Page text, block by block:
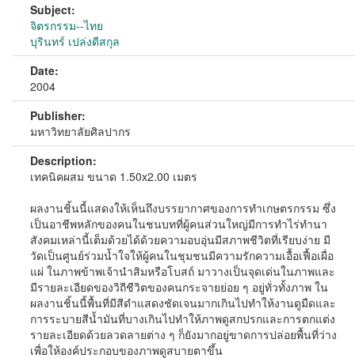
Subject:
จิตรกรรม--ไทย
บุรินทร์ เปล่งดีสกุล
Date:
2004
Publisher:
มหาวิทยาลัยศิลปากร
Description:
เทคนิคผสม ขนาด 1.50x2.00 เมตร
ผลงานชิ้นนี้แสดงให้เห็นถึงบรรยากาศของการทำเกษตรกรรม ซึ่ง
เป็นอาชีพหลักของคนในชนบทที่ผู้คนส่วนใหญ่มีการทำไร่ทำนา
สังคมเหล่านี้เต็มด้วยได้ด้วยความอบอุ่นมีสภาพชีวิตที่เรียบง่าย มี
วัดเป็นศูนย์ร่วมน้ำใจให้ผู้คนในชุมชนมีความรักความเอื้อเฟื้อเผื่อ
แผ่ ในภาพข้าพเจ้านำสิมหรือโบสถ์ มาวางเป็นจุดเด่นในภาพและ
มีรายละเอียดของวิถีชีวิตของคนกระจายย่อย ๆ อยู่ทั่วทั้งภาพ ใน
ผลงานชิ้นนี้พื้นที่มีสีดำแสดงชัดเจนมากเกินไปทำให้งานดูมืดและ
การระบายสีน้ำมันที่บางเกินไปทำให้ภาพดูสกปรกและการตกแต่ง
รายละเอียดด้วยลวดลายต่าง ๆ ก็ยังมากอยู่ขาดการปล่อยพื้นที่ว่าง
เพื่อให้องค์ประกอบของภาพดูสบายตาขึ้น